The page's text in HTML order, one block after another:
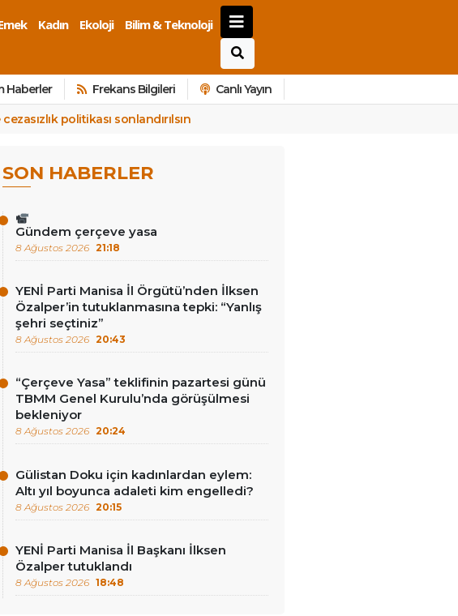
Kadın Ekoloji
Bilim & Teknoloji
Haberler Frekans Bilgileri Canlı Yayın
politikası sonlandırılsın
SON HABERLER
Gündem çerçeve yasa
8 Ağustos 2026 21:18
YENİ Parti Manisa İl Örgütü’nden İlksen
Özalper’in tutuklanmasına tepki: “Yanlış
şehri seçtiniz”
8 Ağustos 2026 20:43
“Çerçeve Yasa” teklifinin pazartesi günü
TBMM Genel Kurulu’nda görüşülmesi
bekleniyor
8 Ağustos 2026 20:24
Gülistan Doku için kadınlardan eylem:
Altı yıl boyunca adaleti kim engelledi?
8 Ağustos 2026 20:15
YENİ Parti Manisa İl Başkanı İlksen
Özalper tutuklandı
8 Ağustos 2026 18:48